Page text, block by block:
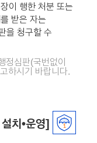
이 행한 처분 또는
받은 자는
을 청구할 수
정심판(국번없이
하시기 바랍니다.
치•운영]